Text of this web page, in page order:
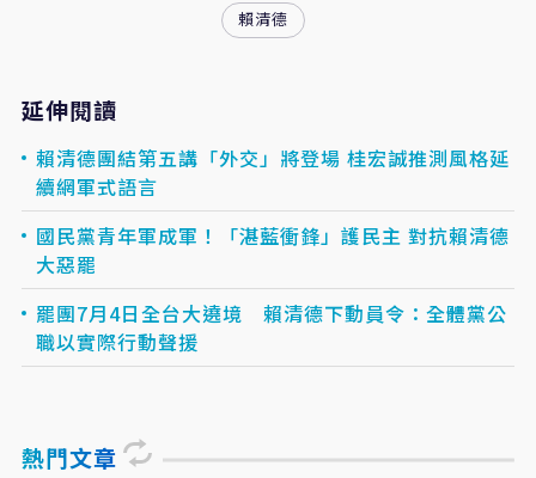
賴清德
延伸閱讀
賴清德團結第五講「外交」將登場 桂宏誠推測風格延
續網軍式語言
國民黨青年軍成軍！「湛藍衝鋒」護民主 對抗賴清德
大惡罷
罷團7月4日全台大遶境 賴清德下動員令：全體黨公
職以實際行動聲援
熱門文章